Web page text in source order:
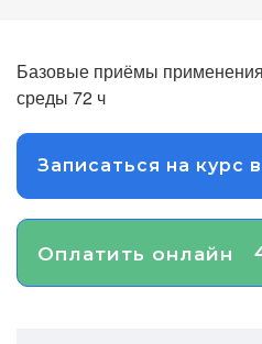
Базовые приёмы
среды 72 ч
Записаться на курс
Оплатить онлайн